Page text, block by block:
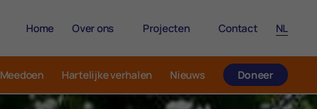
Home Over ons Projecten Contact NL
Meedoen Hartelijke verhalen Nieuws Doneer